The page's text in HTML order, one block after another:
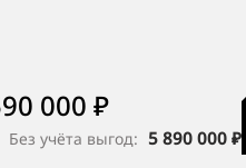
000 ₽
Без учёта выгод: 5 890 000 ₽